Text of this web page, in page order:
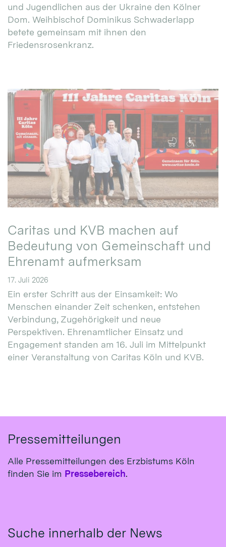
und Jugendlichen aus der Ukraine den Kölner
Dom. Weihbischof Dominikus Schwaderlapp
betete gemeinsam mit ihnen den
Friedensrosenkranz.
Caritas und KVB machen auf
Bedeutung von Gemeinschaft und
Ehrenamt aufmerksam
17. Juli 2026
Ein erster Schritt aus der Einsamkeit: Wo
Menschen einander Zeit schenken, entstehen
Verbindung, Zugehörigkeit und neue
Perspektiven. Ehrenamtlicher Einsatz und
Engagement standen am 16. Juli im Mittelpunkt
einer Veranstaltung von Caritas Köln und KVB.
Pressemitteilungen
Alle Pressemitteilungen des Erzbistums Köln
finden Sie im Pressebereich.
Suche innerhalb der News